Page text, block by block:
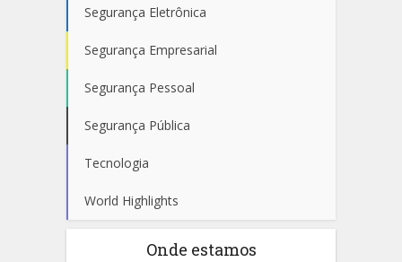
Segurança Eletrônica
Segurança Empresarial
Segurança Pessoal
Segurança Pública
Tecnologia
World Highlights
Onde estamos